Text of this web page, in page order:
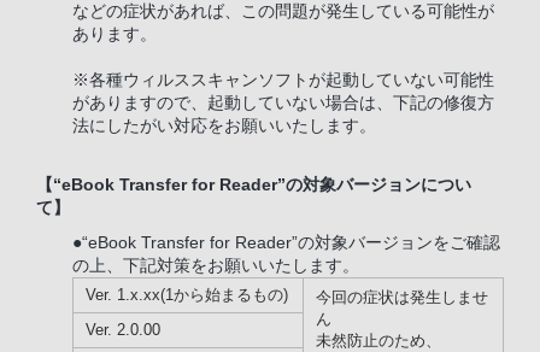
などの症状があれば、この問題が発生している可能性が
あります。
※各種ウィルススキャンソフトが起動していない可能性
がありますので、起動していない場合は、下記の修復方
法にしたがい対応をお願いいたします。
【“eBook Transfer for Reader”の対象バージョンについ
て】
●“eBook Transfer for Reader”の対象バージョンをご確認
の上、下記対策をお願いいたします。
Ver. 1.x.xx(1から始まるもの)
今回の症状は発生しませ
ん
未然防止のため、
Ver. 2.0.00